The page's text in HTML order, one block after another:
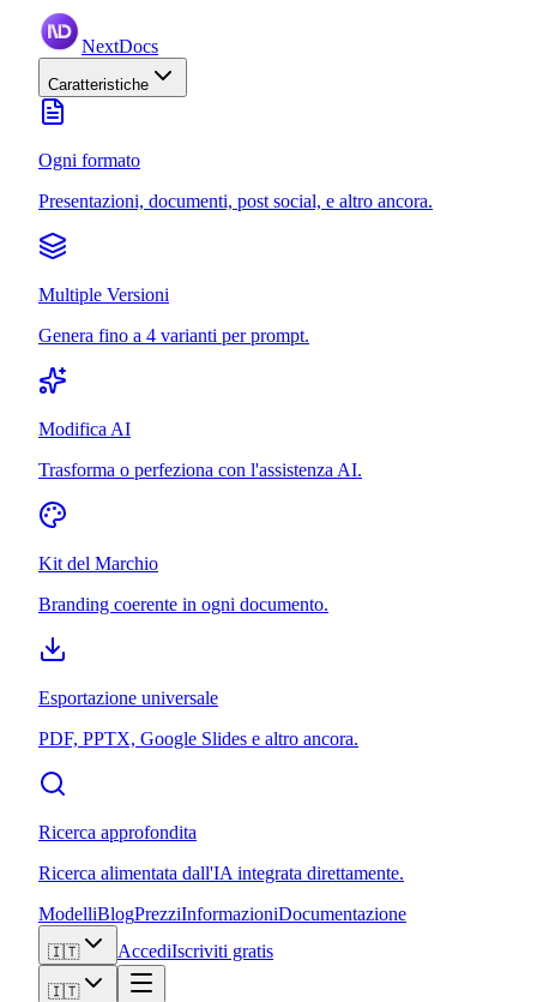
NextDocs
Caratteristiche
Ogni formato
Presentazioni, documenti, post social, e altro ancora.
Multiple Versioni
Genera fino a 4 varianti per prompt.
Modifica AI
Trasforma o perfeziona con l'assistenza AI.
Kit del Marchio
Branding coerente in ogni documento.
Esportazione universale
PDF, PPTX, Google Slides e altro ancora.
Ricerca approfondita
Ricerca alimentata dall'IA integrata direttamente.
ModelliBlogPrezziInformazioniDocumentazione
🇮🇹 AccediIscriviti gratis
🇮🇹